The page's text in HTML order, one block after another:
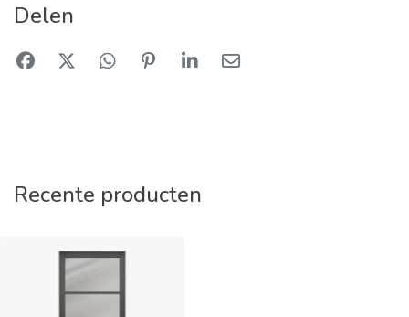
Delen
Recente producten